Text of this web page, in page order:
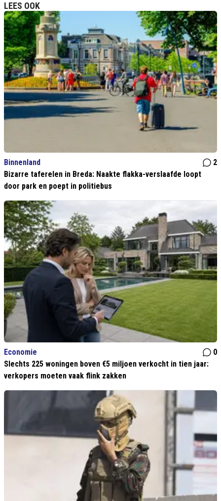
LEES OOK
Binnenland
2
Bizarre taferelen in Breda: Naakte flakka-verslaafde loopt
door park en poept in politiebus
Economie
0
Slechts 225 woningen boven €5 miljoen verkocht in tien jaar:
verkopers moeten vaak flink zakken